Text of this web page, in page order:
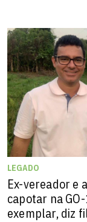
LEGADO
Ex-vereador e
capotar na
exemplar, diz